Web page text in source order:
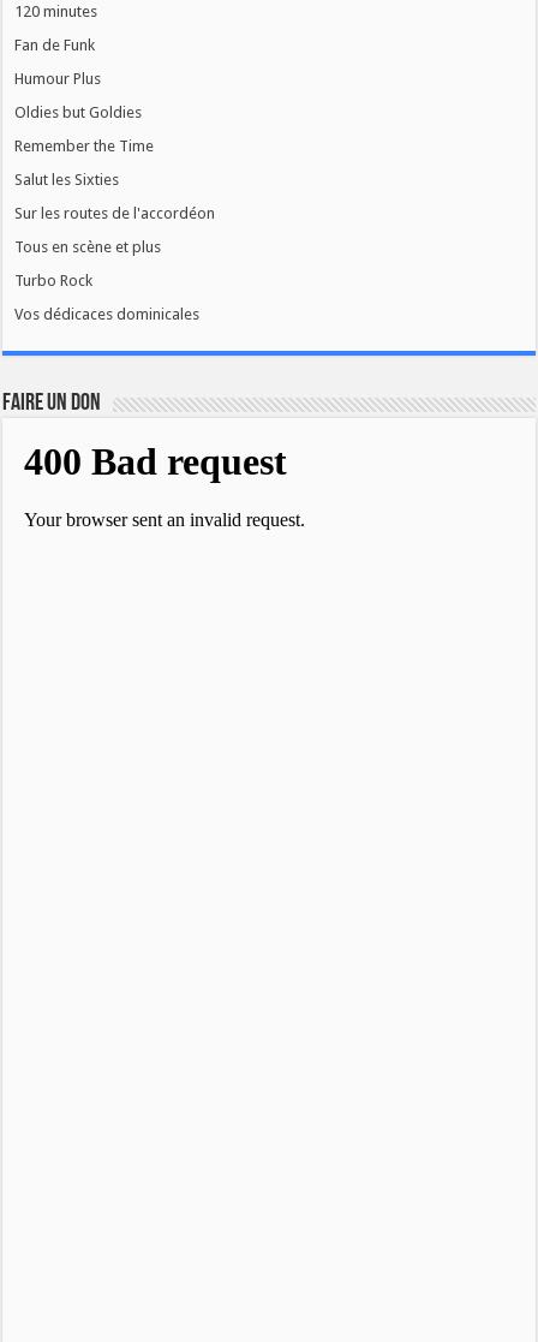
120 minutes
Fan de Funk
Humour Plus
Oldies but Goldies
Remember the Time
Salut les Sixties
Sur les routes de l'accordéon
Tous en scène et plus
Turbo Rock
Vos dédicaces dominicales
FAIRE UN DON